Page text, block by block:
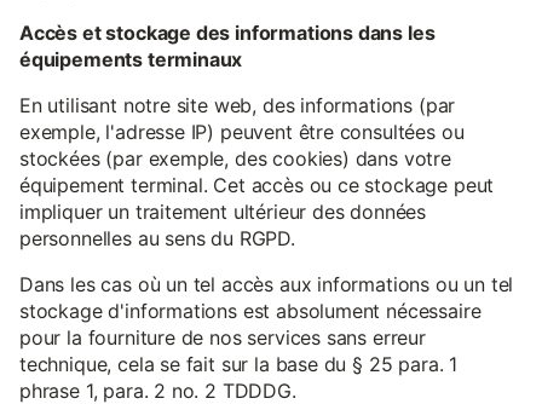
Accès et stockage des informations dans les
équipements terminaux
En utilisant notre site web, des informations (par
exemple, l'adresse IP) peuvent être consultées ou
stockées (par exemple, des cookies) dans votre
équipement terminal. Cet accès ou ce stockage peut
impliquer un traitement ultérieur des données
personnelles au sens du RGPD.
Dans les cas où un tel accès aux informations ou un tel
stockage d'informations est absolument nécessaire
pour la fourniture de nos services sans erreur
technique, cela se fait sur la base du § 25 para. 1
phrase 1, para. 2 no. 2 TDDDG.